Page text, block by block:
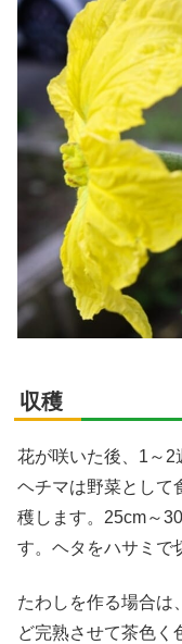
収穫
花が咲いた後、1～2
ヘチマは野菜として
穫します。25cm～
す。ヘタをハサミで
たわしを作る場合は
ど完熟させて茶色く